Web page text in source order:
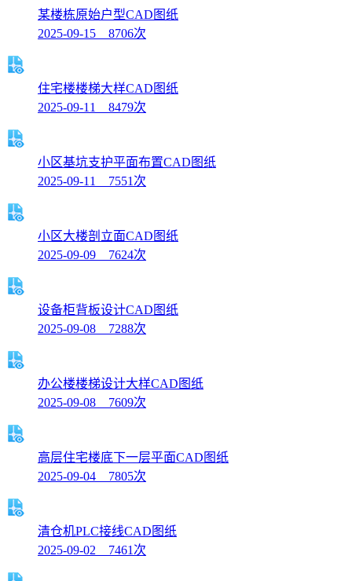
某楼栋原始户型CAD图纸
2025-09-15 8706次
住宅楼楼梯大样CAD图纸
2025-09-11 8479次
小区基坑支护平面布置CAD图纸
2025-09-11 7551次
小区大楼剖立面CAD图纸
2025-09-09 7624次
设备柜背板设计CAD图纸
2025-09-08 7288次
办公楼楼梯设计大样CAD图纸
2025-09-08 7609次
高层住宅楼底下一层平面CAD图纸
2025-09-04 7805次
清仓机PLC接线CAD图纸
2025-09-02 7461次